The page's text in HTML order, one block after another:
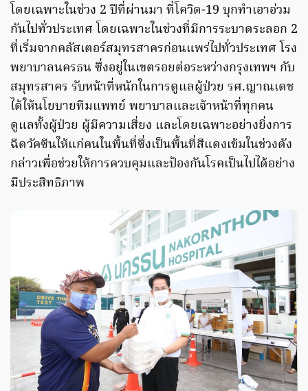
โดยเฉพาะในช่วง 2 ปีที่ผ่านมา ที่โควิด-19 บุกทำเอาอ่วม
กันไปทั่วประเทศ โดยเฉพาะในช่วงที่มีการระบาดระลอก 2
ที่เริ่มจากคลัสเตอร์สมุทรสาครก่อนแพร่ไปทั่วประเทศ โรง
พยาบาลนครธน ซึ่งอยู่ในเขตรอยต่อระหว่างกรุงเทพฯ กับ
สมุทรสาคร รับหน้าที่หนักในการดูแลผู้ป่วย รศ.ญาณเดช
ได้ให้นโยบายทีมแพทย์ พยาบาลและเจ้าหน้าที่ทุกคน
ดูแลทั้งผู้ป่วย ผู้มีความเสี่ยง และโดยเฉพาะอย่างยิ่งการ
ฉีดวัคซีนให้แก่คนในพื้นที่ซึ่งเป็นพื้นที่สีแดงเข้มในช่วงดัง
กล่าวเพื่อช่วยให้การควบคุมและป้องกันโรคเป็นไปได้อย่าง
มีประสิทธิภาพ